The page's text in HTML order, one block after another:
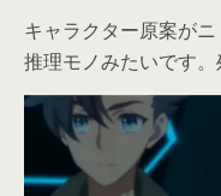
キャラクター原案がニ
推理モノみたいです。